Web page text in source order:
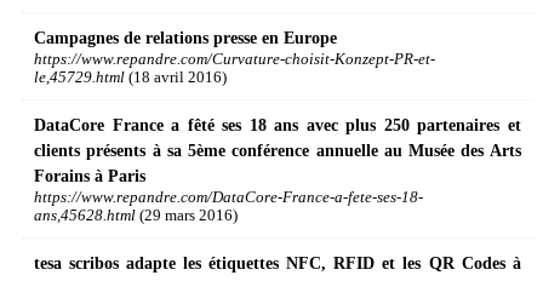
Campagnes de relations presse en Europe
https://www.repandre.com/Curvature-choisit-Konzept-PR-et-
le,45729.html (18 avril 2016)
DataCore France a fêté ses 18 ans avec plus 250 partenaires et
clients présents à sa 5ème conférence annuelle au Musée des Arts
Forains à Paris
https://www.repandre.com/DataCore-France-a-fete-ses-18-
ans,45628.html (29 mars 2016)
tesa scribos adapte les étiquettes NFC, RFID et les QR Codes à